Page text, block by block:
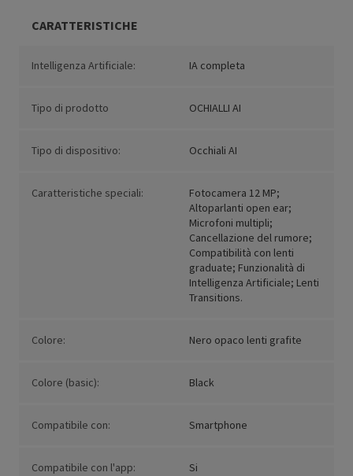
CARATTERISTICHE
Intelligenza Artificiale: IA completa
Tipo di prodotto OCHIALLI AI
Tipo di dispositivo: Occhiali AI
Caratteristiche speciali:
Fotocamera 12 MP;
Altoparlanti open ear;
Microfoni multipli;
Cancellazione del rumore;
Compatibilità con lenti
graduate; Funzionalità di
Intelligenza Artificiale; Lenti
Transitions.
Colore: Nero opaco lenti grafite
Colore (basic): Black
Compatibile con: Smartphone
Compatibile con l'app: Si